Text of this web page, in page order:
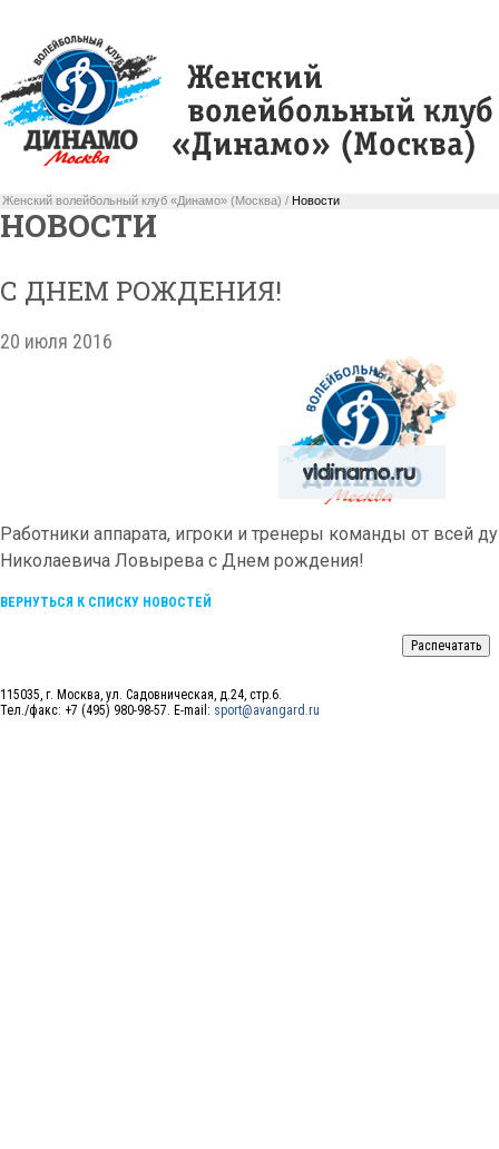
Женский волейбольный клуб «Динамо» (Москва) / Новости
НОВОСТИ
С ДНЕМ РОЖДЕНИЯ!
20 июля 2016
Работники аппарата, игроки и тренеры команды от всей
Николаевича Ловырева с Днем рождения!
ВЕРНУТЬСЯ К СПИСКУ НОВОСТЕЙ
115035, г. Москва, ул. Садовническая, д.24, стр.6.
Тел./факс: +7 (495) 980-98-57. E-mail: sport@avangard.ru